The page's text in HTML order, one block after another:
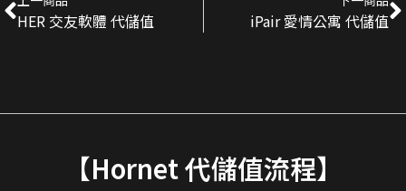
HER 交友軟體 代儲值 iPair 愛情公寓 代儲值
【Hornet 代儲值流程】